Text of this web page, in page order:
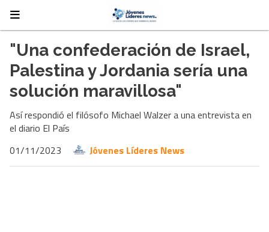
"Una confederación de Israel,
Palestina y Jordania sería una
solución maravillosa"
Así respondió el filósofo Michael Walzer a una entrevista en
el diario El País
01/11/2023
Jóvenes Líderes News